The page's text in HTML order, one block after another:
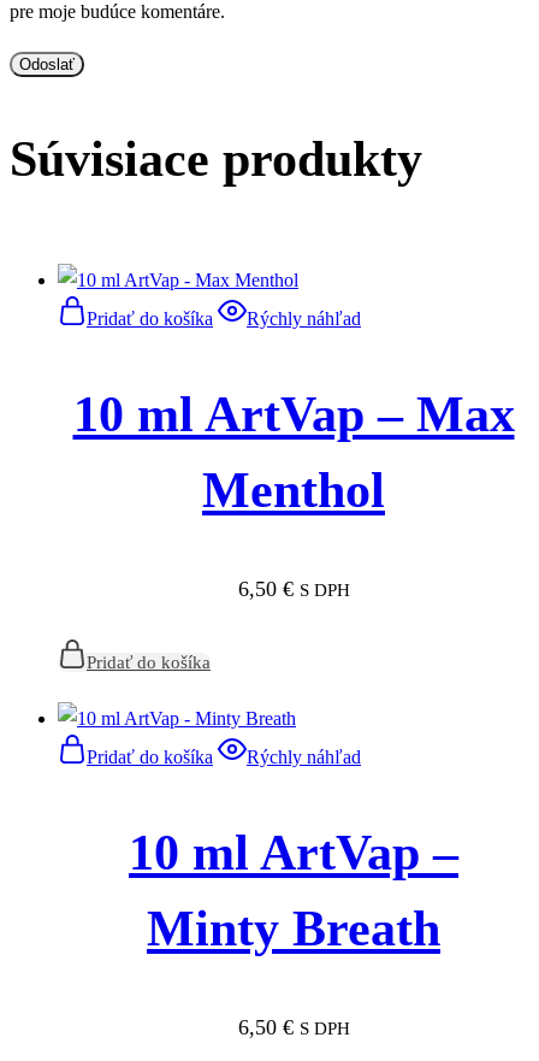
pre moje budúce komentáre.
Súvisiace produkty
Pridať do košíka Rýchly náhľad
10 ml ArtVap – Max
Menthol
6,50 € S DPH
Pridať do košíka
Pridať do košíka Rýchly náhľad
10 ml ArtVap –
Minty Breath
6,50 € S DPH